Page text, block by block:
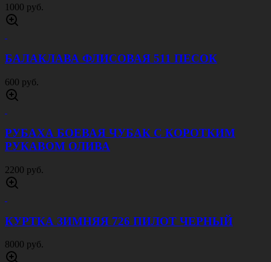
1000 руб.
БАЛАКЛАВА ФЛИСОВАЯ 511 ПЕСОК
600 руб.
РУБАХА БОЕВАЯ ЧУБАК С КОРОТКИМ
РУКАВОМ ОЛИВА
2200 руб.
КУРТКА ЗИМНЯЯ 726 ПИЛОТ ЧЕРНЫЙ
8000 руб.